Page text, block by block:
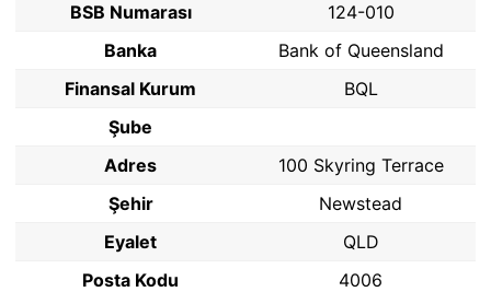
BSB Numarası
124-010
Banka
Bank of Queensland
Finansal Kurum
BQL
Şube
Adres
100 Skyring Terrace
Şehir
Newstead
Eyalet
QLD
Posta Kodu
4006